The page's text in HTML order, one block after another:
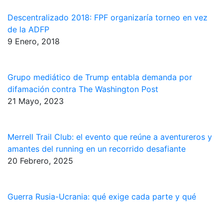
Descentralizado 2018: FPF organizaría torneo en vez
de la ADFP
9 Enero, 2018
Grupo mediático de Trump entabla demanda por
difamación contra The Washington Post
21 Mayo, 2023
Merrell Trail Club: el evento que reúne a aventureros y
amantes del running en un recorrido desafiante
20 Febrero, 2025
Guerra Rusia-Ucrania: qué exige cada parte y qué